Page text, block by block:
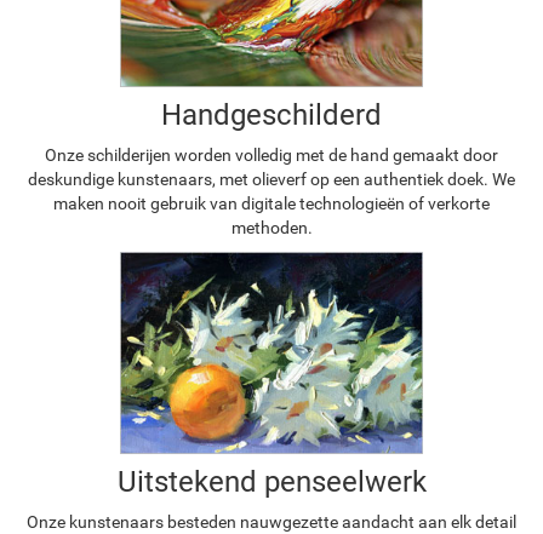
Handgeschilderd
Onze schilderijen worden volledig met de hand gemaakt door
deskundige kunstenaars, met olieverf op een authentiek doek. We
maken nooit gebruik van digitale technologieën of verkorte
methoden.
Uitstekend penseelwerk
Onze kunstenaars besteden nauwgezette aandacht aan elk detail